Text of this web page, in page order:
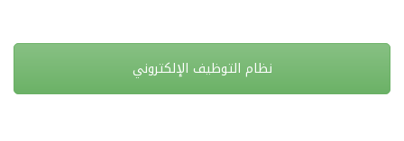
نظام التوظيف الإلكتروني